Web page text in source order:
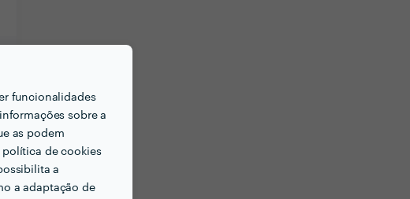
funcionalidades
sobre a
as podem
política de cookies
a
a adaptação de